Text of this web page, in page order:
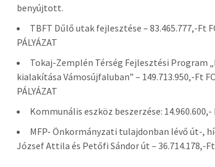
benyújtott.
TBFT Dűlő utak fejlesztése – 83.465.777,-Ft
PÁLYÁZAT
Tokaj-Zemplén Térség Fejlesztési Program
kialakítása Vámosújfaluban” – 149.713.950,-Ft
PÁLYÁZAT
Kommunális eszköz beszerzése:
MFP- Önkormányzati tulajdonban lévő út-,
József Attila és Petőfi Sándor út – 36.714.178,-